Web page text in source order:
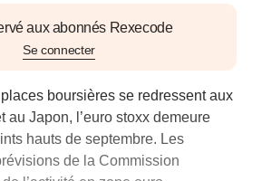
aux abonnés Rexecode
Se connecter
boursières se redressent aux
au Japon, l’euro stoxx demeure
hauts de septembre. Les
de la Commission